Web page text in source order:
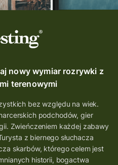
questingowa
gra miejska
aplikacja questy
wakacje z questami
nowy wymiar rozrywki z
terenowymi
bez względu na wiek.
podchodów, gier
Zwieńczeniem każdej zabawy
z biernego słuchacza
skarbów, którego celem jest
historii, bogactwa